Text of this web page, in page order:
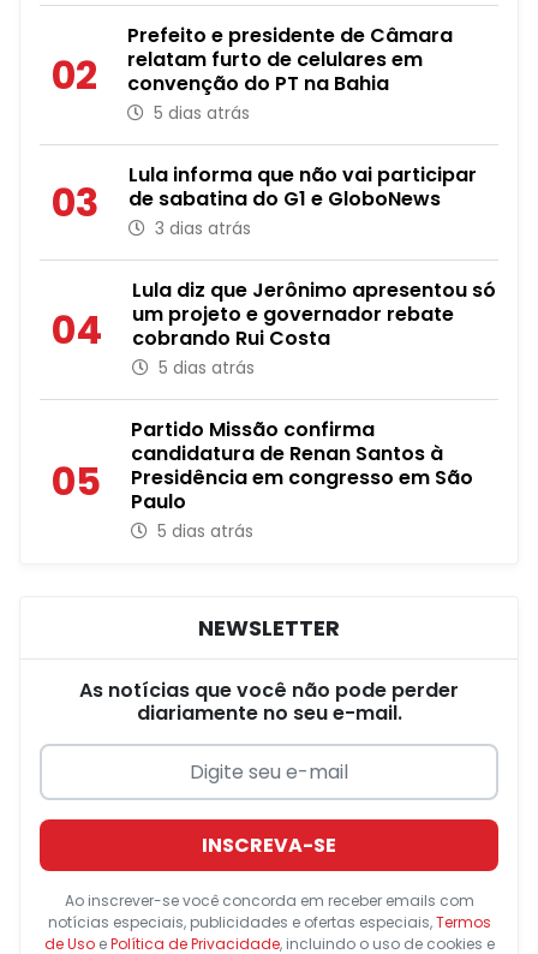
02
Prefeito e presidente de Câmara
relatam furto de celulares em
convenção do PT na Bahia
5 dias atrás
03
Lula informa que não vai participar
de sabatina do G1 e GloboNews
3 dias atrás
04
Lula diz que Jerônimo apresentou só
um projeto e governador rebate
cobrando Rui Costa
5 dias atrás
05
Partido Missão confirma
candidatura de Renan Santos à
Presidência em congresso em São
Paulo
5 dias atrás
NEWSLETTER
As notícias que você não pode perder
diariamente no seu e-mail.
INSCREVA-SE
Ao inscrever-se você concorda em receber emails com
notícias especiais, publicidades e ofertas especiais,Termos
de UsoePolítica de Privacidade, incluindo o uso de cookies e